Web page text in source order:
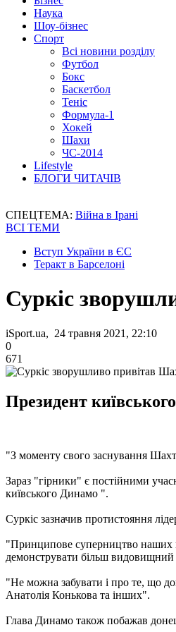
Наука
Шоу-бізнес
Спорт
Всі новини розділу
Футбол
Бокс
Баскетбол
Теніс
Формула-1
Хокей
Шахи
ЧС-2014
Lifestyle
БЛОГИ ЧИТАЧІВ
СПЕЦТЕМА: Війна в Ірані
ВСІ ТЕМИ
Вступ України в ЄС
Теракт в Барселоні
Суркіс
iSport.ua, 24 травня 2021, 22:10
0
671
Президент
"З моменту свого заснування
Зараз "гірники" є постійними
київського Динамо ".
Суркіс зазначив протистояння
"Принципове суперництво наших
демонструвати більш видовищний
"Не можна забувати і про те, що
Анатолія Конькова та інших".
Глава Динамо також побажав